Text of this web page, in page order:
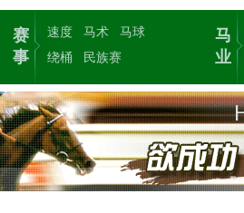
赛
事
速度 马术
马球
绕桶
民族赛
马
业